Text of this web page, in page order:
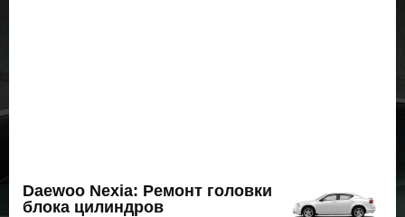
Daewoo Nexia: Ремонт головки
блока цилиндров